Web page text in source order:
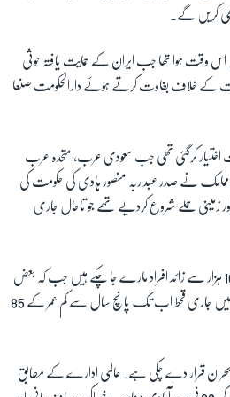
جنگی کا آغاز 2014ء میں اس وقت ہوا تھا جب ایران کے حمایت یافتہ حوثی
کے خلاف بغاوت کرتے ہوئے دارالحکومت صنعا
وقت شدت اختیار کرگئی تھی جب سعودی عرب، متحدہ عرب
نے صدر عبد ربہ منصور ہادی کی حکومت کی
زمینی حملے شروع کردیے تھے جو تاحال جاری
یمن میں جاری لڑائی میں اب تک 10 ہزار سے زائد افراد مارے جا چکے ہیں جب کہ بعض
امدادی اداروں کا خیال ہے کہ ملک میں جاری قحط اب تک پانچ سال سے کم عمر کے 85
بحران قرار دے چکی ہے۔عالمی ادارے کے مطابق